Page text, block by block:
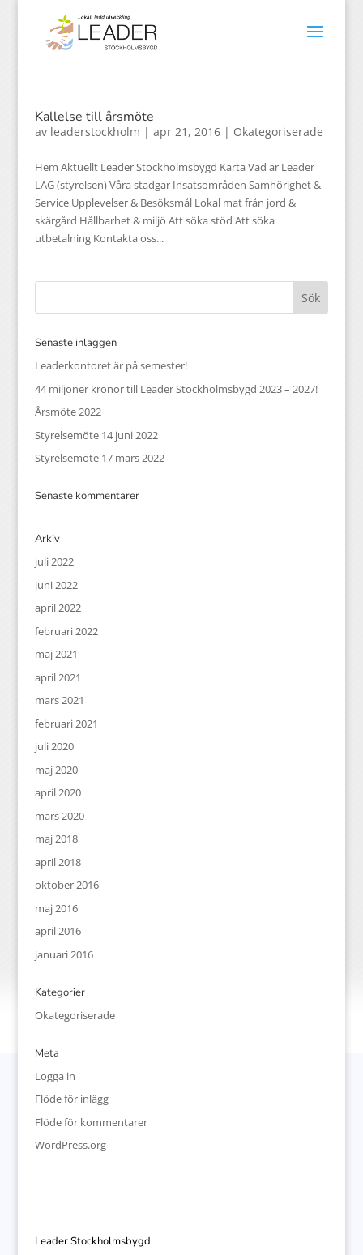
Kallelse till årsmöte
av leaderstockholm | apr 21, 2016| Okategoriserade
Hem Aktuellt Leader Stockholmsbygd Karta Vad är Leader
LAG (styrelsen) Våra stadgar Insatsområden Samhörighet &
Service Upplevelser & Besöksmål Lokal mat från jord &
skärgård Hållbarhet & miljö Att söka stöd Att söka
utbetalning Kontakta oss...
Senaste inläggen
Leaderkontoret är på semester!
44 miljoner kronor till Leader Stockholmsbygd 2023 – 2027!
Årsmöte 2022
Styrelsemöte 14 juni 2022
Styrelsemöte 17 mars 2022
Senaste kommentarer
Arkiv
juli 2022
juni 2022
april 2022
februari 2022
maj 2021
april 2021
mars 2021
februari 2021
juli 2020
maj 2020
april 2020
mars 2020
maj 2018
april 2018
oktober 2016
maj 2016
april 2016
januari 2016
Kategorier
Okategoriserade
Meta
Logga in
Flöde för inlägg
Flöde för kommentarer
WordPress.org
Leader Stockholmsbygd